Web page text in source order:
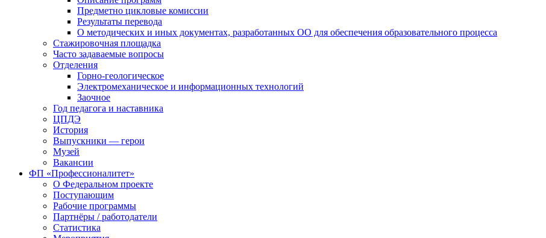
Предметно цикловые комиссии
Результаты перевода
О методических и иных документах, разработанных ОО для обеспечения образовательного процесса
Стажировочная площадка
Часто задаваемые вопросы
Отделения
Горно-геологическое
Электромеханическое и информационных технологий
Заочное
Год педагога и наставника
ЦПДЭ
История
Выпускники — герои
Музей
Вакансии
ФП «Профессионалитет»
О Федеральном проекте
Поступающим
Рабочие программы
Партнёры / работодатели
Статистика